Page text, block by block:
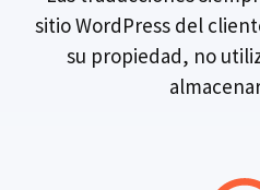
sitio WordPress del
su propiedad, no